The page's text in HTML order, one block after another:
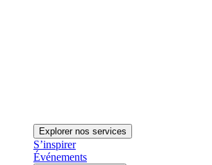
Explorer nos services
S’inspirer
Événements